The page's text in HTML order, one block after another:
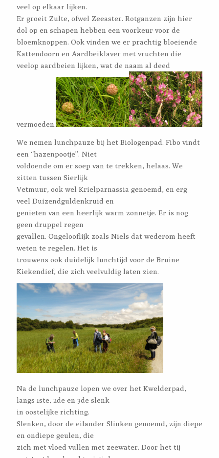
veel op elkaar lijken.
Er groeit Zulte, ofwel Zeeaster. Rotganzen zijn hier
dol op en schapen hebben een voorkeur voor de
bloemknoppen. Ook vinden we er prachtig bloeiende
Kattendoorn en Aardbeiklaver met vruchten die
veelop aardbeien lijken, wat de naam al deed
vermoeden.
We nemen lunchpauze bij het Biologenpad. Fibo vindt
een “hazenpootje”. Niet
voldoende om er soep van te trekken, helaas. We
zitten tussen Sierlijk
Vetmuur, ook wel Krielparnassia genoemd, en erg
veel Duizendguldenkruid en
genieten van een heerlijk warm zonnetje. Er is nog
geen druppel regen
gevallen. Ongelooflijk zoals Niels dat wederom heeft
weten te regelen. Het is
trouwens ook duidelijk lunchtijd voor de Bruine
Kiekendief, die zich veelvuldig laten zien.
Na de lunchpauze lopen we over het Kwelderpad,
langs 1ste, 2de en 3de slenk
in oostelijke richting.
Slenken, door de eilander Slinken genoemd, zijn diepe
en ondiepe geulen, die
zich met vloed vullen met zeewater. Door het tij